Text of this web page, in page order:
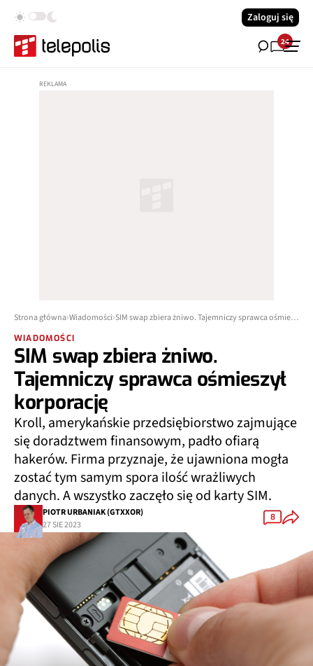
Zaloguj się
24
Strona główna Wiadomości SIM swap zbiera żniwo. Tajemniczy sprawca ośmieszył korporację
WIADOMOŚCI
SIM swap zbiera żniwo.
Tajemniczy sprawca ośmieszył
korporację
Kroll, amerykańskie przedsiębiorstwo zajmujące
się doradztwem finansowym, padło ofiarą
hakerów. Firma przyznaje, że ujawniona mogła
zostać tym samym spora ilość wrażliwych
danych. A wszystko zaczęło się od karty SIM.
PIOTR URBANIAK (GTXXOR)
27 SIE 2023
8